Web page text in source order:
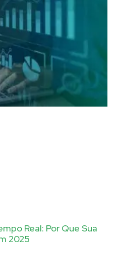
Real: Por Que Sua
2025